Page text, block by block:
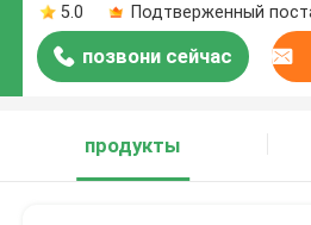
5.0
Подтверженный
позвони сейчас
продукты